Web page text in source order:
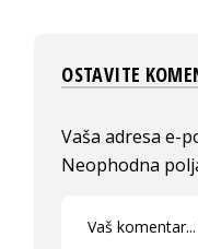
OSTAVITE
Vaša adresa e-
Neophodna